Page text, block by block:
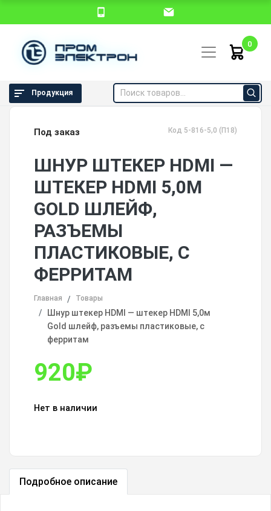
0
Продукция
Под заказ Код 5-816-5,0 (П18)
ШНУР ШТЕКЕР HDMI —
ШТЕКЕР HDMI 5,0М
GOLD ШЛЕЙФ,
РАЗЪЕМЫ
ПЛАСТИКОВЫЕ, С
ФЕРРИТАМ
Главная Товары
Шнур штекер HDMI — штекер HDMI 5,0м
Gold шлейф, разъемы пластиковые, с
ферритам
920₽
Нет в наличии
Подробное описание